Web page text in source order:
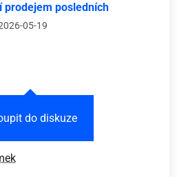
prodejem posledních
05-19
do diskuze